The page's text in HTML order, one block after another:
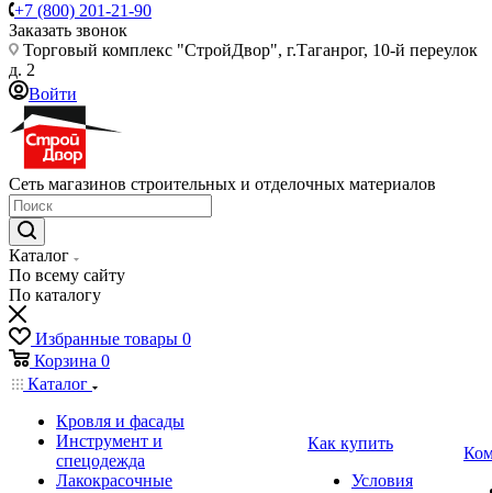
+7 (800) 201-21-90
Заказать звонок
Торговый комплекс "СтройДвор", г.Таганрог, 10-й переулок
д. 2
Войти
Сеть магазинов строительных и отделочных материалов
Каталог
По всему сайту
По каталогу
Избранные товары 0
Корзина 0
Каталог
Кровля и фасады
Инструмент и
спецодежда
Лакокрасочные
Как купить
Условия